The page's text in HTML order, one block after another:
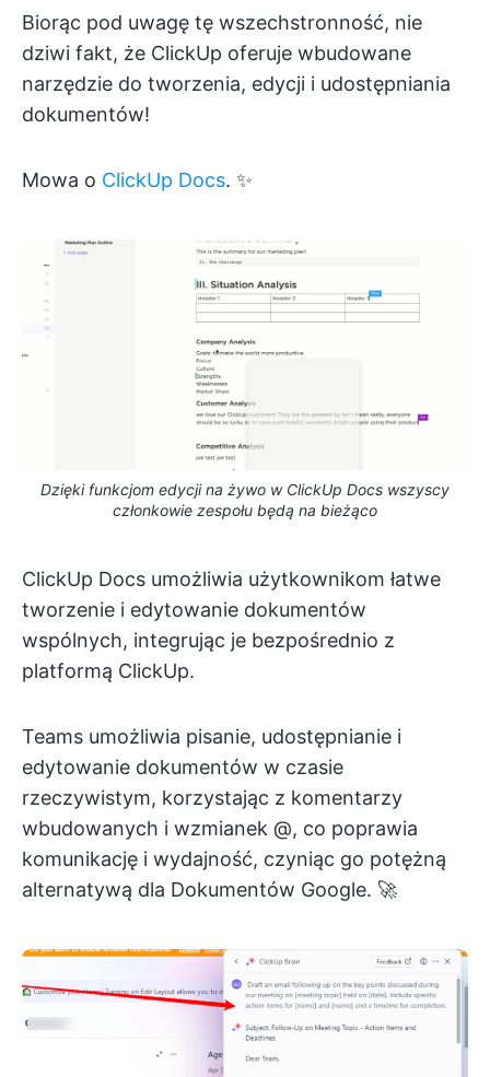
Biorąc pod uwagę tę wszechstronność, nie
dziwi fakt, że ClickUp oferuje wbudowane
narzędzie do tworzenia, edycji i udostępniania
dokumentów!
Mowa o ClickUp Docs. ✨
Dzięki funkcjom edycji na żywo w ClickUp Docs wszyscy
członkowie zespołu będą na bieżąco
ClickUp Docs umożliwia użytkownikom łatwe
tworzenie i edytowanie dokumentów
wspólnych, integrując je bezpośrednio z
platformą ClickUp.
Teams umożliwia pisanie, udostępnianie i
edytowanie dokumentów w czasie
rzeczywistym, korzystając z komentarzy
wbudowanych i wzmianek @, co poprawia
komunikację i wydajność, czyniąc go potężną
alternatywą dla Dokumentów Google. 🚀